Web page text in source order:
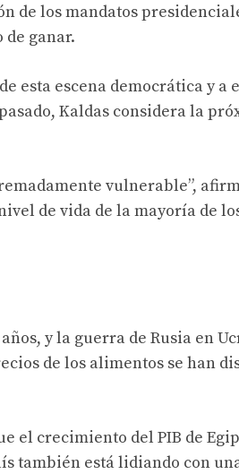
de los mandatos
de ganar.
esta escena democrática y a
Kaldas considera la
vulnerable”,
de vida de la mayoría de
y la guerra de Rusia en
de los alimentos se han
el crecimiento del PIB de
también está lidiando con